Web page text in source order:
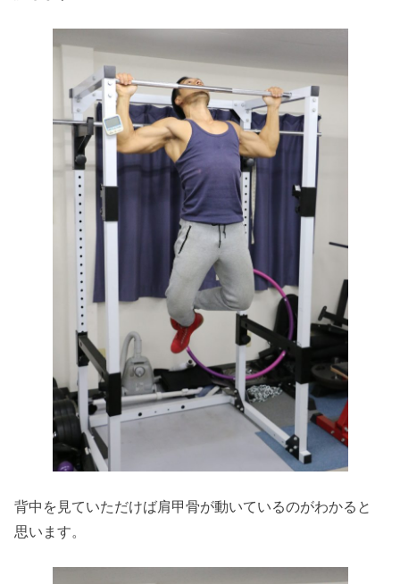
背中を見ていただけば肩甲骨が動いているのがわかると
思います。